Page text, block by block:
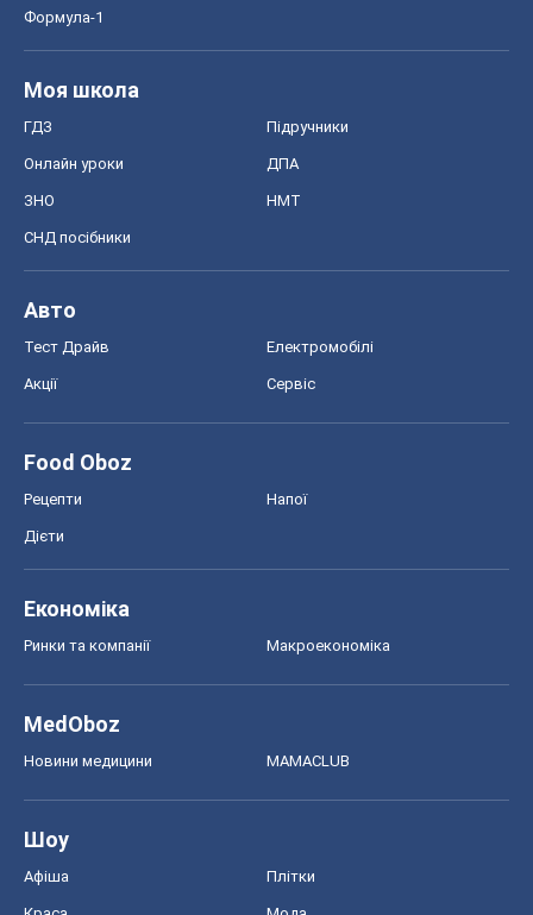
Формула-1
Моя школа
ГДЗ Підручники
Онлайн уроки ДПА
ЗНО НМТ
СНД посібники
Авто
Тест Драйв Електромобілі
Акції Сервіс
Food Oboz
Рецепти Напої
Дієти
Економіка
Ринки та компанії Макроекономіка
MedOboz
Новини медицини MAMACLUB
Шоу
Афіша Плітки